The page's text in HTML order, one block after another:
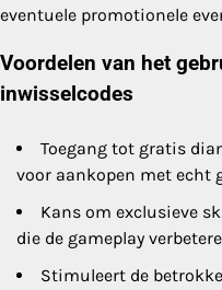
eventuele promotionele
Voordelen van het
inwisselcodes
Toegang tot gratis
voor aankopen met echt
Kans om exclusieve
die de gameplay
Stimuleert de